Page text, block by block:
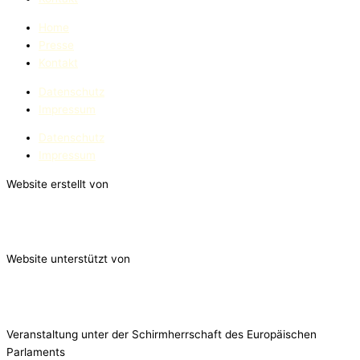
Home
Presse
Kontakt
Datenschutz
Impressum
Datenschutz
Impressum
Website erstellt von
Website unterstützt von
Veranstaltung unter der Schirmherrschaft des Europäischen
Parlaments